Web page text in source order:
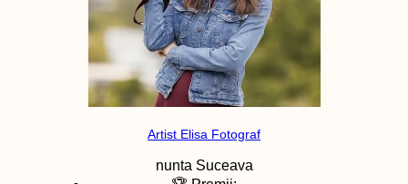
Artist Elisa Fotograf
nunta Suceava